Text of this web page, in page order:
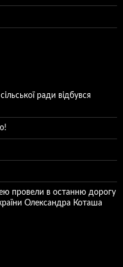
ради відбувся
провели в останню дорогу
Олександра Коташа